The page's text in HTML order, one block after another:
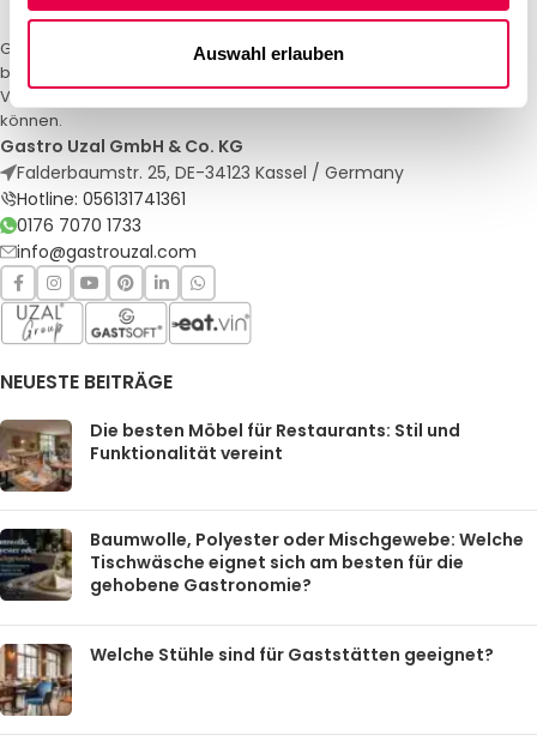
Auswahl erlauben
Gastro Uzal – Ihr Spezialist für Gastronomiemöbel und -textilien. Wir
bieten maßgeschneiderte Lösungen für Restaurants, Hotels und
Veranstaltungen. Qualität und Service, auf die Sie sich verlassen
können.
Gastro Uzal GmbH & Co. KG
Falderbaumstr. 25, DE-34123 Kassel / Germany
Hotline: 056131741361
0176 7070 1733
info@gastrouzal.com
NEUESTE BEITRÄGE
Die besten Möbel für Restaurants: Stil und
Funktionalität vereint
Baumwolle, Polyester oder Mischgewebe: Welche
Tischwäsche eignet sich am besten für die
gehobene Gastronomie?
Welche Stühle sind für Gaststätten geeignet?